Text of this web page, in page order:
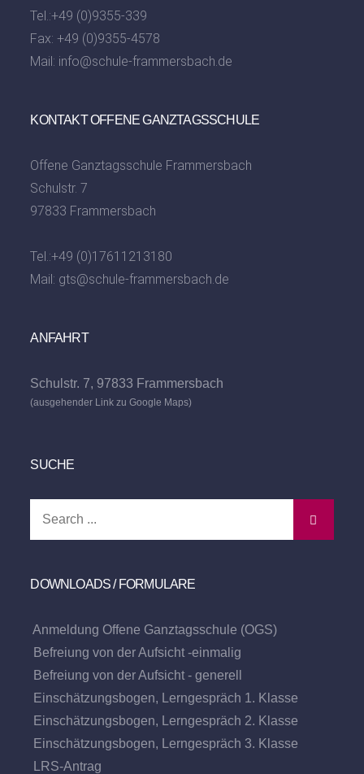
Tel.:+49 (0)9355-339
Fax: +49 (0)9355-4578
Mail: info@schule-frammersbach.de
KONTAKT OFFENE GANZTAGSSCHULE
Offene Ganztagsschule Frammersbach
Schulstr. 7
97833 Frammersbach
Tel.:+49 (0)17611213180
Mail: gts@schule-frammersbach.de
ANFAHRT
Schulstr. 7, 97833 Frammersbach
(ausgehender Link zu Google Maps)
SUCHE
DOWNLOADS / FORMULARE
Anmeldung Offene Ganztagsschule (OGS)
Befreiung von der Aufsicht -einmalig
Befreiung von der Aufsicht - generell
Einschätzungsbogen, Lerngespräch 1. Klasse
Einschätzungsbogen, Lerngespräch 2. Klasse
Einschätzungsbogen, Lerngespräch 3. Klasse
LRS-Antrag